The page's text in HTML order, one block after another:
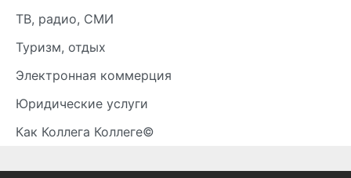
ТВ, радио, СМИ
Туризм, отдых
Электронная коммерция
Юридические услуги
Как Коллега Коллеге©